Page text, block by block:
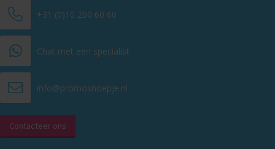
+31 (0)10 200 60 60
Chat met een specialist
info@promosnoepje.nl
Contacteer ons